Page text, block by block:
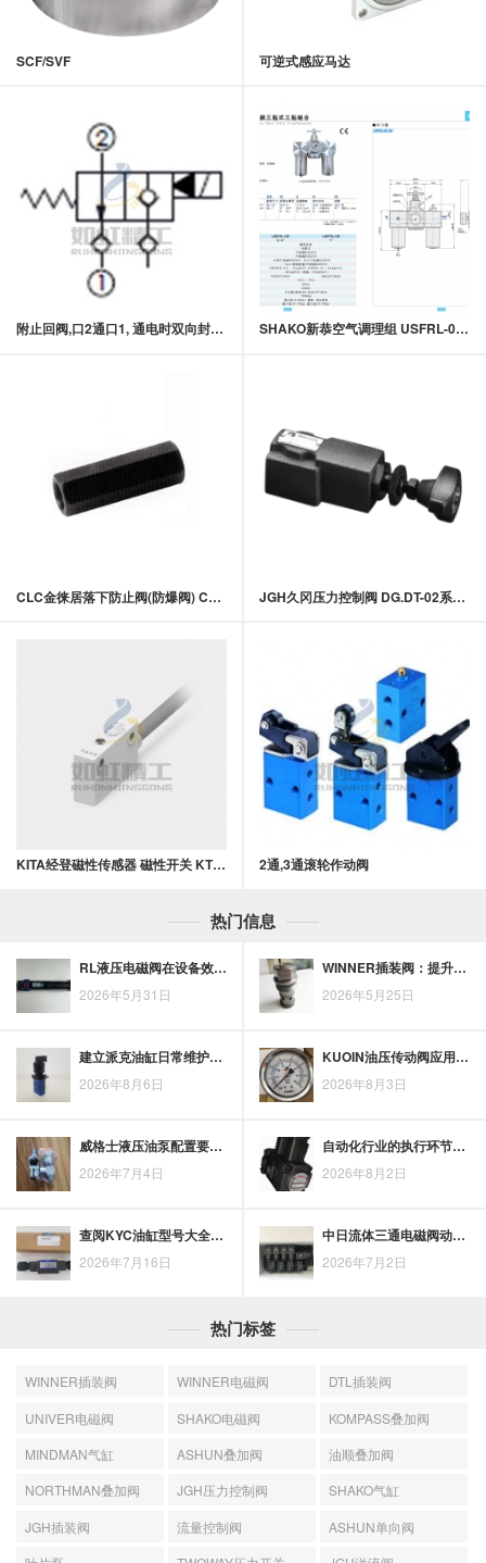
SCF/SVF 可逆式感应马达
附止回阀,口2通口1, 通电时双向封闭常开型提动轴型电磁方向阀 SHAKO新恭空气调理组 USFRL-06不锈钢三点式三点组合
CLC金徕居落下防止阀(防爆阀) CV-03Q系列落下防止阀(防爆阀) JGH久冈压力控制阀 DG.DT-02系列直动式溢流阀
KITA经登磁性传感器 磁性开关 KT1000D系列 2通,3通滚轮作动阀
热门信息
RL液压电磁阀在设备效率优化中的控制作用与应用要点
2026年5月31日
WINNER插装阀：提升设备效率的秘密武器
2026年5月25日
建立派克油缸日常维护记录：紧固、润滑、渗漏与杆面状态检查
2026年8月6日
KUOIN油压传动阀应用指南：从基础认知到进阶实践
2026年8月3日
威格士液压油泵配置要点：为工业设备提供稳定液压动力
2026年7月4日
自动化行业的执行环节中，力士乐液压缸承担哪些关键作用？
2026年8月2日
查阅KYC油缸型号大全时，缸径、杆径、行程与安装方式如何对应
2026年7月16日
中日流体三通电磁阀动作异常排查要点：电源、线圈与阀芯状态逐项确认
2026年7月2日
热门标签
WINNER插装阀 WINNER电磁阀
DTL插装阀
UNIVER电磁阀
SHAKO电磁阀
KOMPASS叠加阀
MINDMAN气缸
ASHUN叠加阀
油顺叠加阀
NORTHMAN叠加阀
JGH压力控制阀
SHAKO气缸
JGH插装阀
流量控制阀
ASHUN单向阀